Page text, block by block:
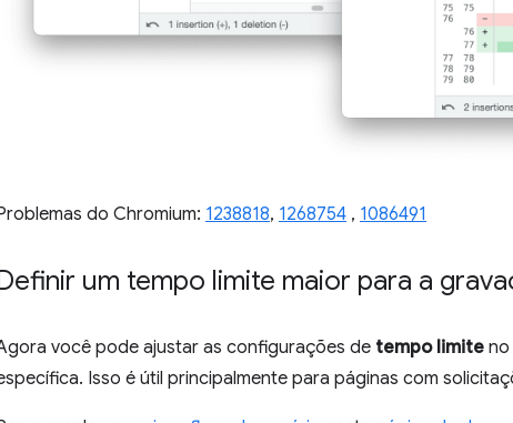
do Chromium: 1238818, 1268754 , 1086491
um tempo limite maior para a
você pode ajustar as configurações de tempo limite no
Isso é útil principalmente para páginas com